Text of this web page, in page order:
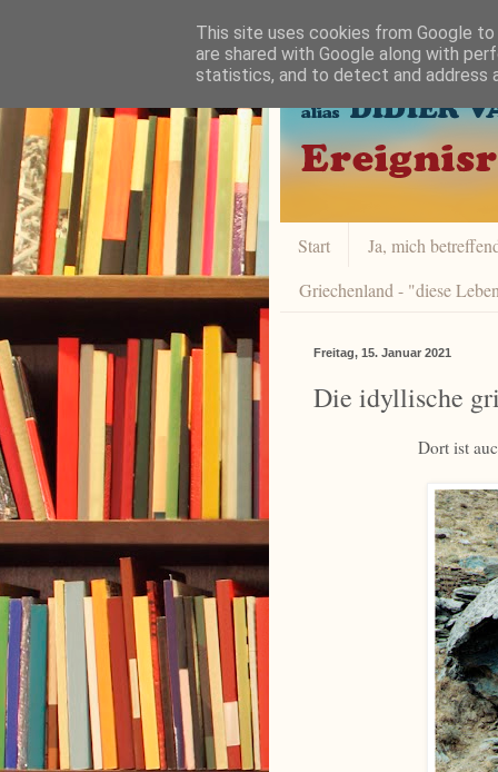
Start
Ja, mich
Griechenland - "diese
Freitag, 15. Januar 2021
Die idyllische
Dort ist
This site uses cookies from Google
are shared with Google along with
statistics, and to detect and address